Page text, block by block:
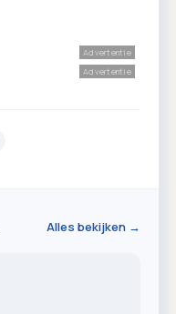
Advertentie
Advertentie
Alles bekijken →